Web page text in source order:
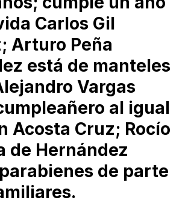
Carlos Gil
Arturo Peña
está de manteles
Vargas
al igual
Acosta Cruz; Rocío
de Hernández
de parte